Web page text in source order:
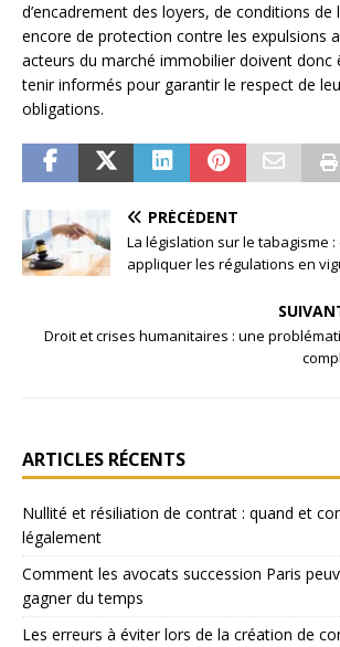
d’encadrement des loyers, de conditions
encore de protection contre les expulsions
acteurs du marché immobilier doivent donc
tenir informés pour garantir le respect de
obligations.
PRÉCÉDENT
La législation sur le tabagisme
appliquer les régulations en
Droit et crises humanitaires : une
ARTICLES RÉCENTS
Nullité et résiliation de contrat : quand et
légalement
Comment les avocats succession Paris
gagner du temps
Les erreurs à éviter lors de la création de